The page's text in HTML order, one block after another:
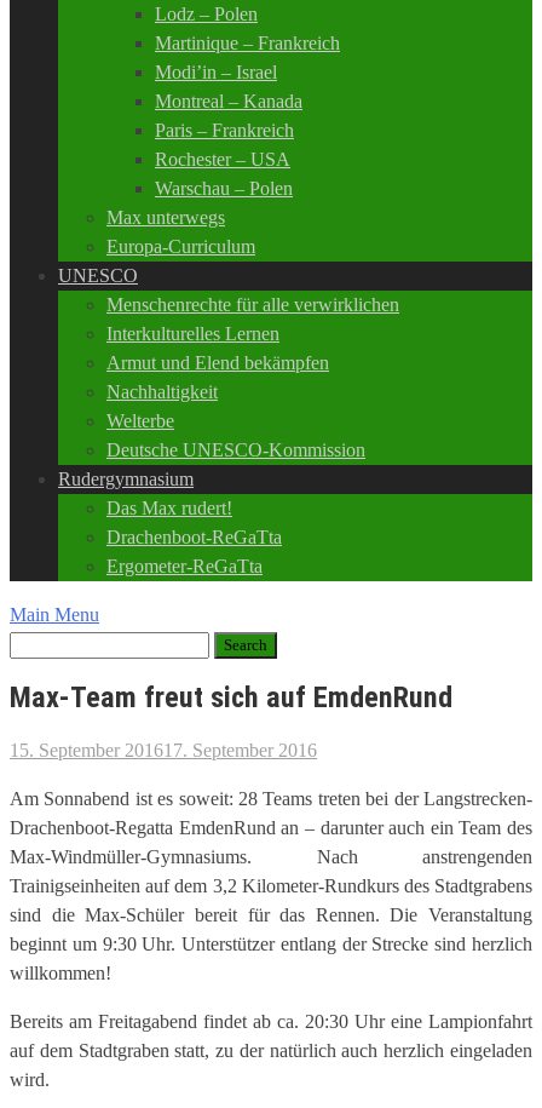
Lodz – Polen
Martinique – Frankreich
Modi’in – Israel
Montreal – Kanada
Paris – Frankreich
Rochester – USA
Warschau – Polen
Max unterwegs
Europa-Curriculum
UNESCO
Menschenrechte für alle verwirklichen
Interkulturelles Lernen
Armut und Elend bekämpfen
Nachhaltigkeit
Welterbe
Deutsche UNESCO-Kommission
Rudergymnasium
Das Max rudert!
Drachenboot-ReGaTta
Ergometer-ReGaTta
Main Menu
Max-Team freut sich auf EmdenRund
15. September 201617. September 2016
Am Sonnabend ist es soweit: 28 Teams treten bei der Langstrecken-
Drachenboot-Regatta EmdenRund an – darunter auch ein Team des
Max-Windmüller-Gymnasiums. Nach anstrengenden
Trainigseinheiten auf dem 3,2 Kilometer-Rundkurs des Stadtgrabens
sind die Max-Schüler bereit für das Rennen. Die Veranstaltung
beginnt um 9:30 Uhr. Unterstützer entlang der Strecke sind herzlich
willkommen!
Bereits am Freitagabend findet ab ca. 20:30 Uhr eine Lampionfahrt
auf dem Stadtgraben statt, zu der natürlich auch herzlich eingeladen
wird.